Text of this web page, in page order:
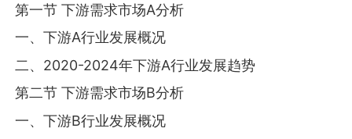
第一节 下游需求市场A分析
一、下游A行业发展概况
二、2020-2024年下游A行业发展趋势
第二节 下游需求市场B分析
一、下游B行业发展概况